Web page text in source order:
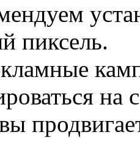
пиксель.
на